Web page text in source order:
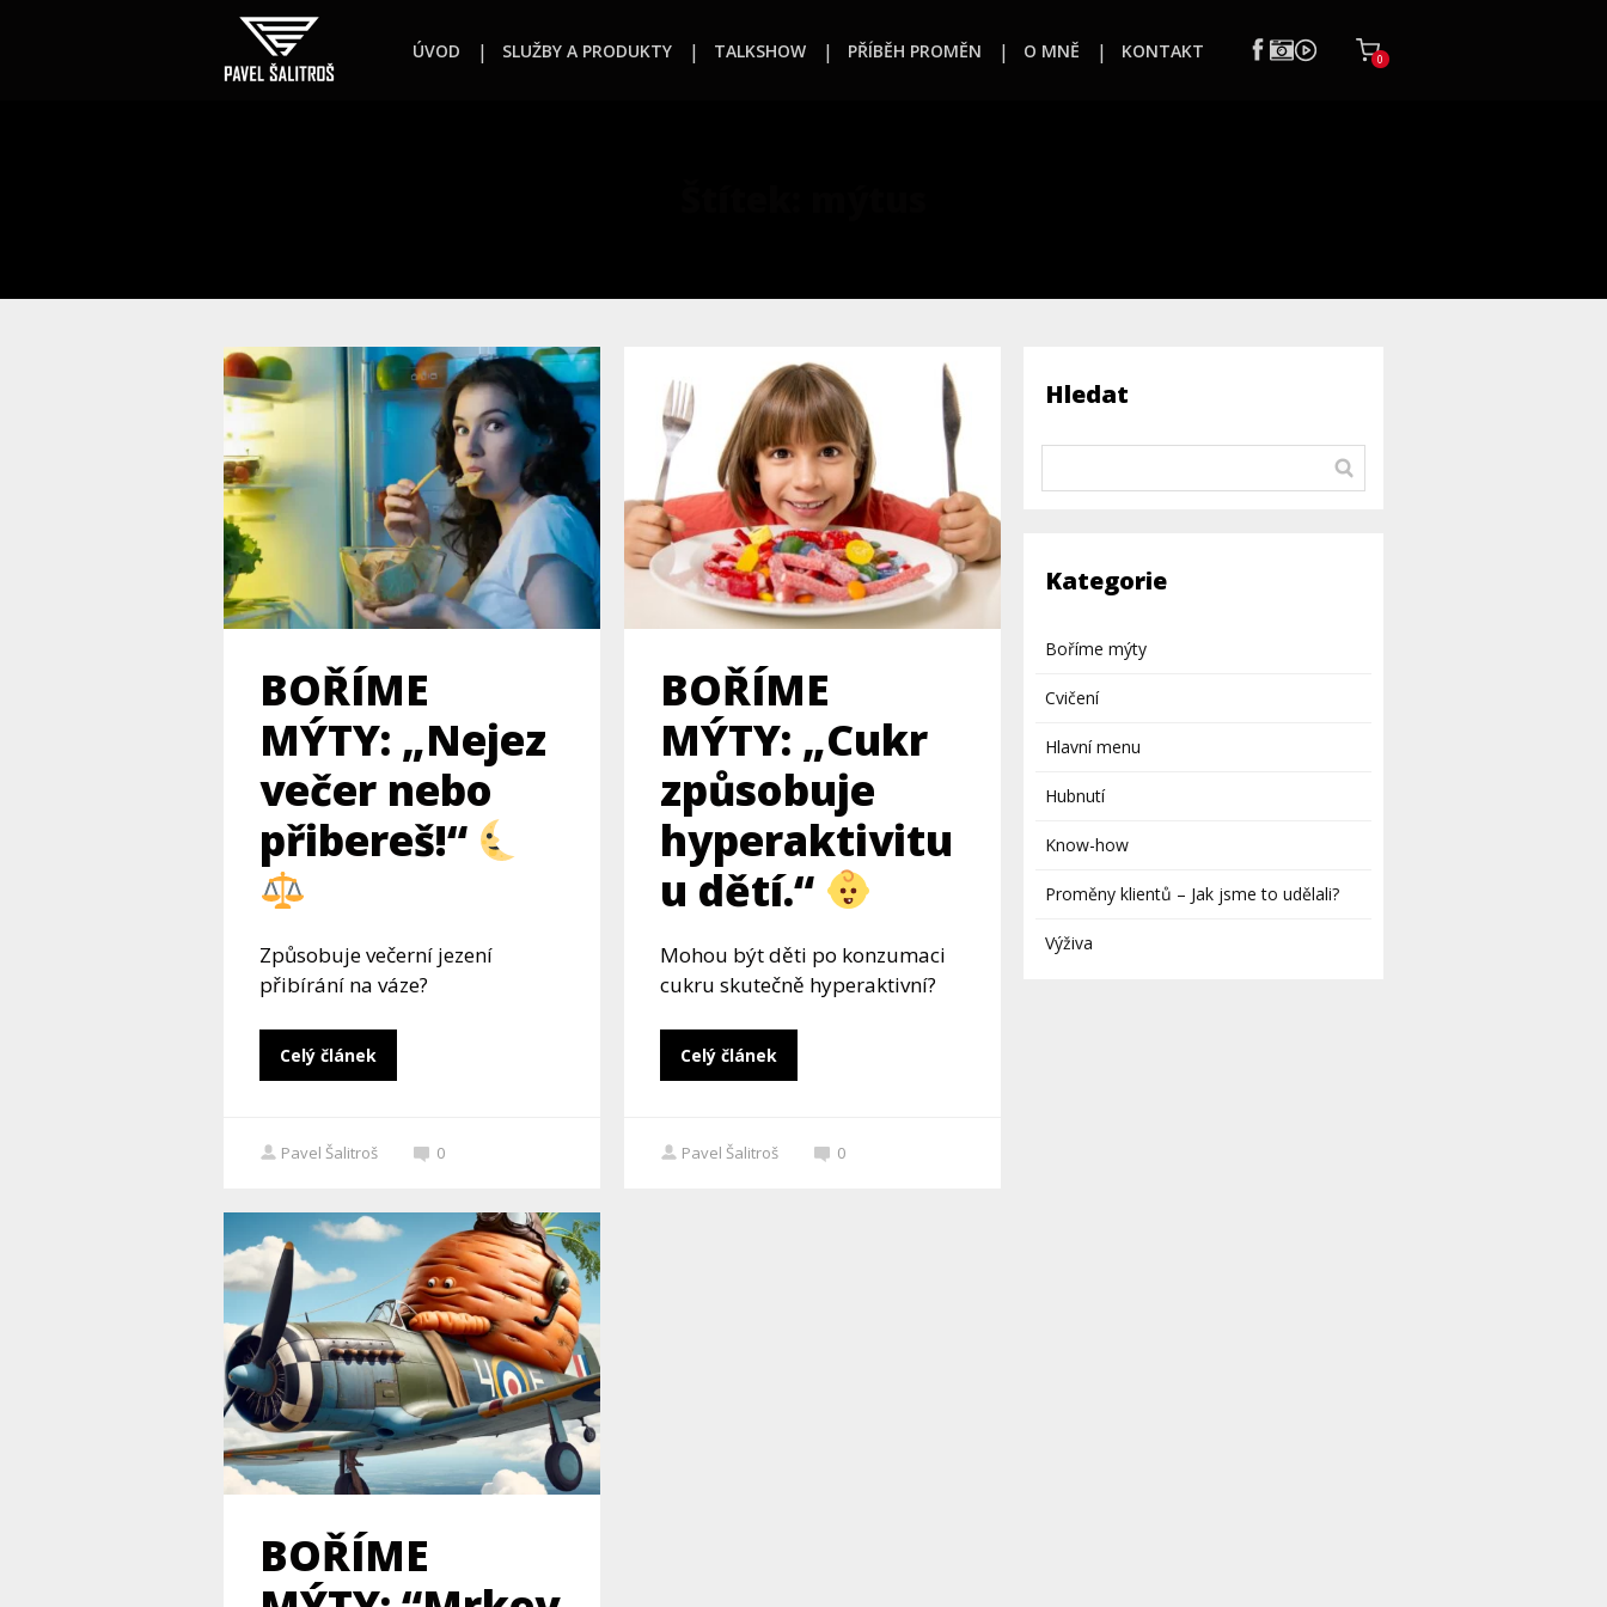
ÚVOD SLUŽBY A PRODUKTY TALKSHOW PŘÍBĚH PROMĚN O MNĚ KONTAKT 0
BOŘÍME
MÝTY: „Nejez
večer nebo
přibereš!“
Způsobuje večerní jezení
přibírání na váze?
Celý článek
Pavel Šalitroš 0
BOŘÍME
MÝTY: „Cukr
způsobuje
hyperaktivitu
u dětí.“
Mohou být děti po konzumaci
cukru skutečně hyperaktivní?
Celý článek
Pavel Šalitroš 0
BOŘÍME
Hledat
Kategorie
Boříme mýty
Cvičení
Hlavní menu
Hubnutí
Know-how
Proměny klientů – Jak jsme to udělali?
Výživa